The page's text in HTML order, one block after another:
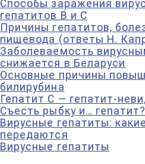
Способы заражения
гепатитов B и C
Причины гепатитов,
пищевода (ответы Н.
Заболеваемость
снижается в Беларуси
Основные причины
билирубина
Гепатит С — гепатит-
Съесть рыбку и… гепатит?
Вирусные гепатиты:
передаются
Вирусные гепатиты